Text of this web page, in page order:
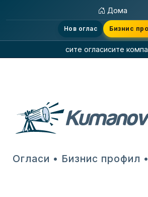
Дома
Нов оглас Бизнис
сите огласисите
Огласи • Бизнис профил